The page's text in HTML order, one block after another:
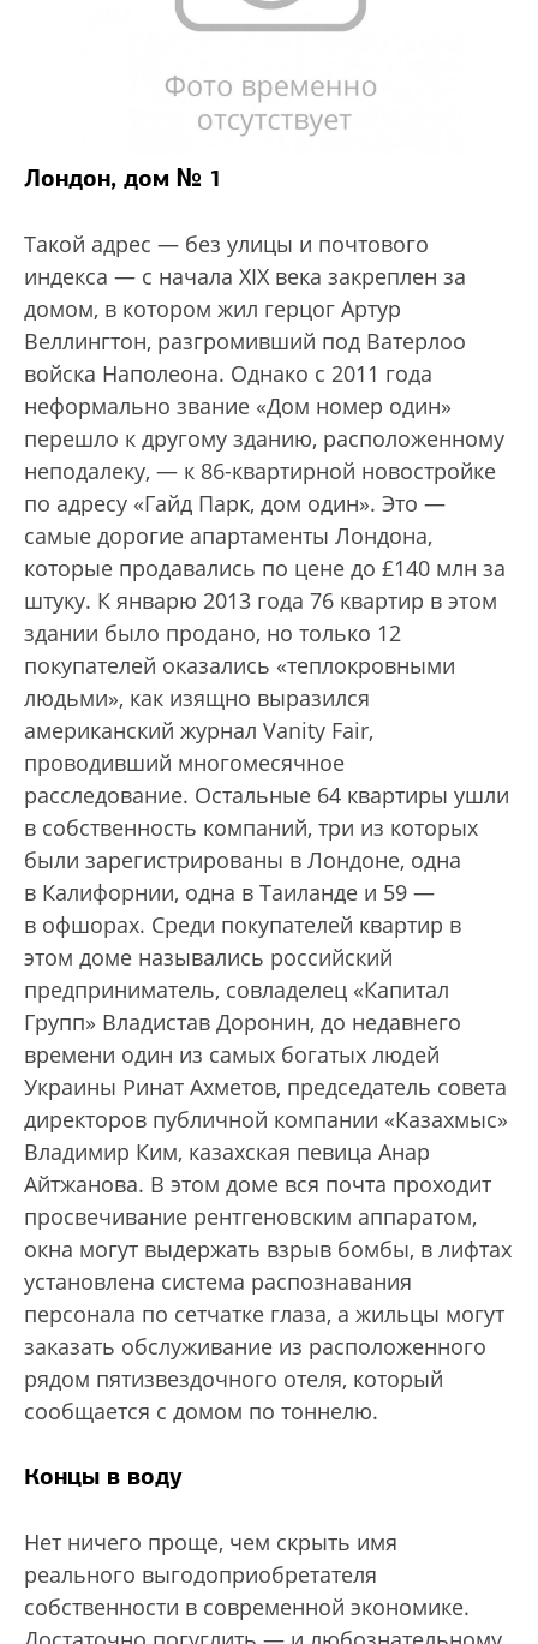
Лондон, дом № 1
Такой адрес — без улицы и почтового
индекса — с начала XIX века закреплен за
домом, в котором жил герцог Артур
Веллингтон, разгромивший под Ватерлоо
войска Наполеона. Однако с 2011 года
неформально звание «Дом номер один»
перешло к другому зданию, расположенному
неподалеку, — к 86-квартирной новостройке
по адресу «Гайд Парк, дом один». Это —
самые дорогие апартаменты Лондона,
которые продавались по цене до £140 млн за
штуку. К январю 2013 года 76 квартир в этом
здании было продано, но только 12
покупателей оказались «теплокровными
людьми», как изящно выразился
американский журнал Vanity Fair,
проводивший многомесячное
расследование. Остальные 64 квартиры ушли
в собственность компаний, три из которых
были зарегистрированы в Лондоне, одна
в Калифорнии, одна в Таиланде и 59 —
в офшорах. Среди покупателей квартир в
этом доме назывались российский
предприниматель, совладелец «Капитал
Групп» Владистав Доронин, до недавнего
времени один из самых богатых людей
Украины Ринат Ахметов, председатель совета
директоров публичной компании «Казахмыс»
Владимир Ким, казахская певица Анар
Айтжанова. В этом доме вся почта проходит
просвечивание рентгеновским аппаратом,
окна могут выдержать взрыв бомбы, в лифтах
установлена система распознавания
персонала по сетчатке глаза, а жильцы могут
заказать обслуживание из расположенного
рядом пятизвездочного отеля, который
сообщается с домом по тоннелю.
Концы в воду
Нет ничего проще, чем скрыть имя
реального выгодоприобретателя
собственности в современной экономике.